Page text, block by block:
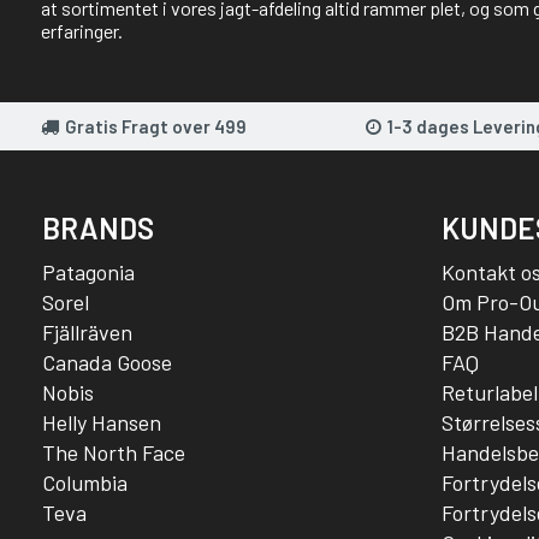
at sortimentet i vores jagt-afdeling altid rammer plet, og som
erfaringer.
Gratis Fragt over 499 1-3 dages
BRANDS
Patagonia
Sorel
Fjällräven
Canada Goose
Nobis
Helly Hansen
The North Face
Columbia
Teva
Kontakt
Om Pro-
B2B
FAQ
Returlabel